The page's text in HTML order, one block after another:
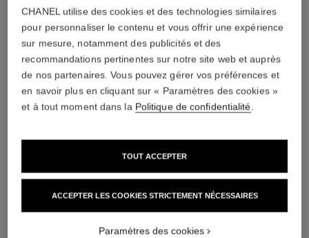
Stick Éclat Multi-usage
Fard à Joues Crème en Poudre
CHANEL utilise des cookies et des technologies similaires
pour personnaliser le contenu et vous offrir une expérience
sur mesure, notamment des publicités et des
recommandations pertinentes sur notre site web et auprès
de nos partenaires. Vous pouvez gérer vos préférences et
en savoir plus en cliquant sur « Paramètres des cookies »
et à tout moment dans la Politique de confidentialité
ACCEPTER LES COOKIES STRICTEMENT NÉCESSAIRES
TOUT ACCEPTER
Paramètres des cookies